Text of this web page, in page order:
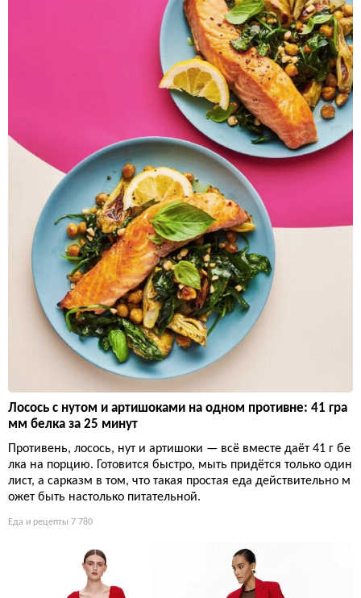
Лосось с нутом и артишоками на одном противне: 41 гра
мм белка за 25 минут
Противень, лосось, нут и артишоки — всё вместе даёт 41 г бе
лка на порцию. Готовится быстро, мыть придётся только один
лист, а сарказм в том, что такая простая еда действительно м
ожет быть настолько питательной.
Еда и рецепты 7 780